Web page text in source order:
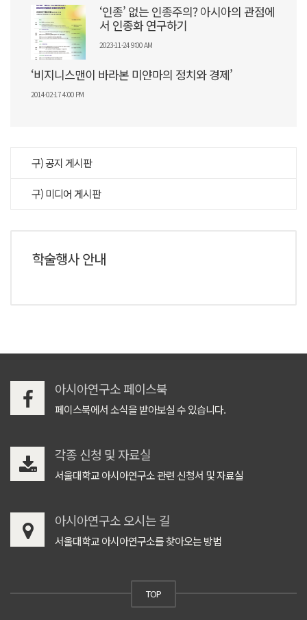
‘인종’ 없는 인종주의? 아시아의 관점에
서 인종화 연구하기
2023-11-24 9:00 AM
‘비지니스맨이 바라본 미얀마의 정치와 경제’
2014-02-17 4:00 PM
구) 공지 게시판
구) 미디어 게시판
학술행사 안내
아시아연구소 페이스북
페이스북에서 소식을 받아보실 수 있습니다.
각종 신청 및 자료실
서울대학교 아시아연구소 관련 신청서 및 자료실
아시아연구소 오시는 길
서울대학교 아시아연구소를 찾아오는 방법
TOP